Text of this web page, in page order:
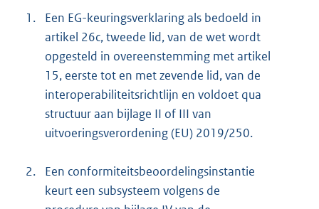
1.
Een EG-keuringsverklaring als bedoeld in
artikel 26c, tweede lid, van de wet wordt
opgesteld in overeenstemming met artikel
15, eerste tot en met zevende lid, van de
interoperabiliteitsrichtlijn en voldoet qua
structuur aan bijlage II of III van
uitvoeringsverordening (EU) 2019/250.
2.
Een conformiteitsbeoordelingsinstantie
keurt een subsysteem volgens de